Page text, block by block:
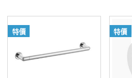
格：
格：
NT$2,350。
特價 特價